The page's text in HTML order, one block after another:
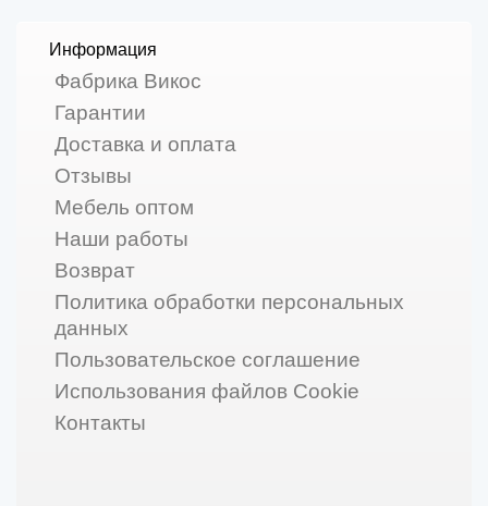
Информация
Фабрика Викос
Гарантии
Доставка и оплата
Отзывы
Мебель оптом
Наши работы
Возврат
Политика обработки персональных
данных
Пользовательское соглашение
Использования файлов Cookie
Контакты